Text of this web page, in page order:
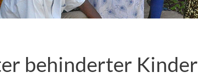
behinderter Kinder